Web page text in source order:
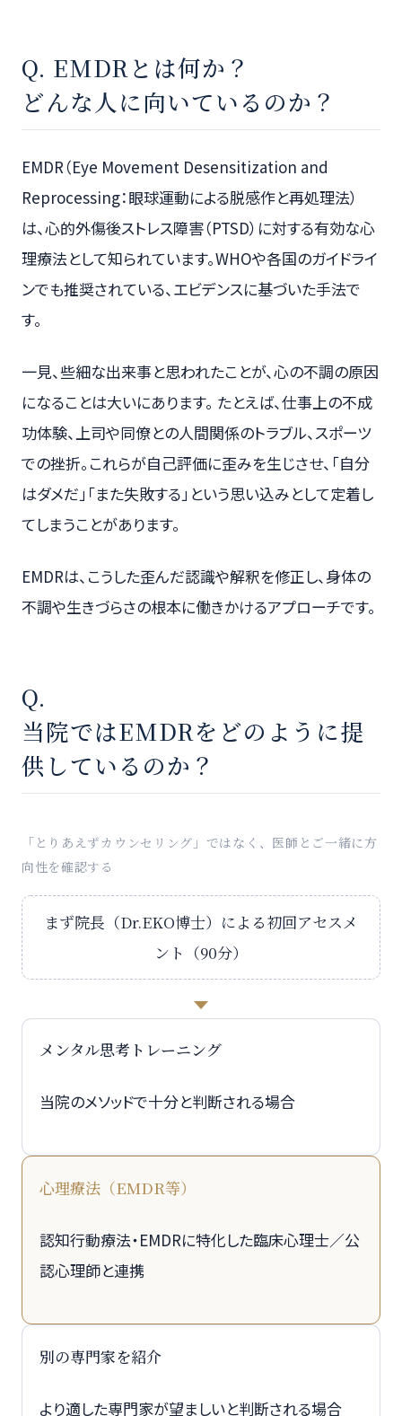
Q. EMDRとは何か？
どんな人に向いているのか？
EMDR（Eye Movement Desensitization and
Reprocessing：眼球運動による脱感作と再処理法）
は、心的外傷後ストレス障害（PTSD）に対する有効な心
理療法として知られています。WHOや各国のガイドライ
ンでも推奨されている、エビデンスに基づいた手法で
す。
一見、些細な出来事と思われたことが、心の不調の原因
になることは大いにあります。 たとえば、仕事上の不成
功体験、上司や同僚との人間関係のトラブル、スポーツ
での挫折。これらが自己評価に歪みを生じさせ、「自分
はダメだ」「また失敗する」という思い込みとして定着し
てしまうことがあります。
EMDRは、こうした歪んだ認識や解釈を修正し、身体の
不調や生きづらさの根本に働きかけるアプローチです。
Q.
当院ではEMDRをどのように提
供しているのか？
「とりあえずカウンセリング」ではなく、医師とご一緒に方
向性を確認する
まず院長（Dr.EKO博士）による初回アセスメ
ント（90分）
メンタル思考トレーニング
当院のメソッドで十分と判断される場合
心理療法（EMDR等）
認知行動療法・EMDRに特化した臨床心理士／公
認心理師と連携
別の専門家を紹介
より適した専門家が望ましいと判断される場合